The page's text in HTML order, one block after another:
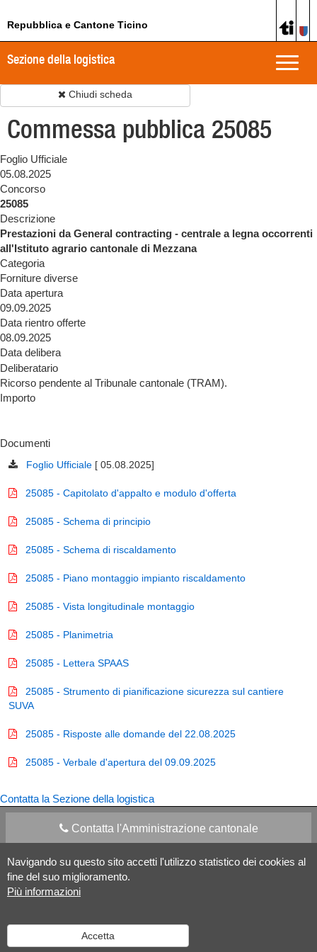
Navigando su questo sito accetti l'utilizzo statistico dei cookies al
fine del suo miglioramento.
Più informazioni
Accetta
Repubblica e Cantone Ticino
Toggle
Sezione della logistica
Chiudi scheda
Commessa pubblica 25085
Foglio Ufficiale
05.08.2025
Concorso
25085
Descrizione
Prestazioni da General contracting - centrale a legna occorrenti
all'Istituto agrario cantonale di Mezzana
Categoria
Forniture diverse
Data apertura
09.09.2025
Data rientro offerte
08.09.2025
Data delibera
Deliberatario
Ricorso pendente al Tribunale cantonale (TRAM).
Importo
Documenti
Foglio Ufficiale [ 05.08.2025]
25085 - Capitolato d'appalto e modulo d'offerta
25085 - Schema di principio
25085 - Schema di riscaldamento
25085 - Piano montaggio impianto riscaldamento
25085 - Vista longitudinale montaggio
25085 - Planimetria
25085 - Lettera SPAAS
25085 - Strumento di pianificazione sicurezza sul cantiere
SUVA
25085 - Risposte alle domande del 22.08.2025
25085 - Verbale d'apertura del 09.09.2025
Contatta la Sezione della logistica
Contatta l'Amministrazione cantonale
Apps Mobile Social media
Versione desktop Informazioni legali